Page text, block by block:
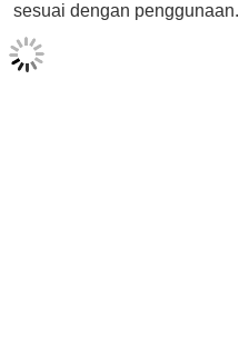
sesuai dengan penggunaan.